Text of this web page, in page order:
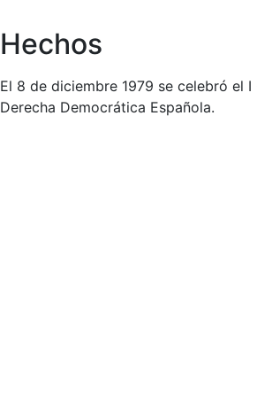
Hechos
El 8 de diciembre 1979 se celebró el
Derecha Democrática Española.